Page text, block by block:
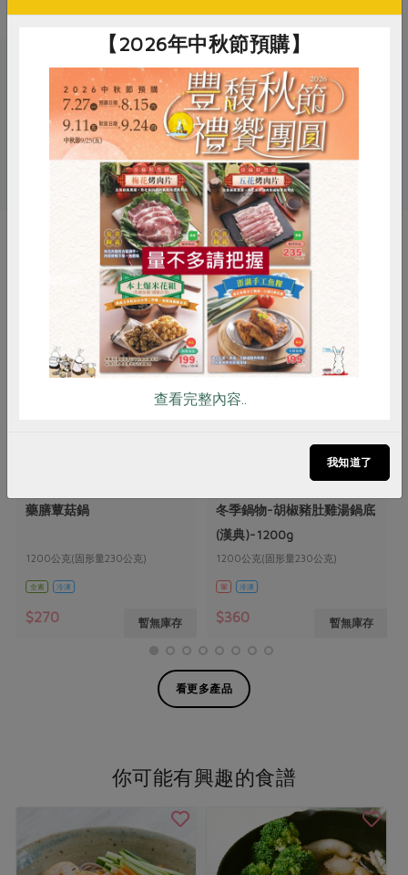
關鍵字
# 火鍋湯底 # 親憶食堂 # 雞肉
# 火鍋
你可能有興趣的產品
藥膳蕈菇鍋
1200公克(固形量230公克)
全素 冷凍
$270 暫無庫存
冬季鍋物-胡椒豬肚雞湯鍋底
(漢典)-1200g
1200公克(固形量230公克)
葷 冷凍
$360 暫無庫存
看更多產品
你可能有興趣的食譜
RPET 食譜 減硝酸鹽
雞蛋 食安 共同購買
【2026年中秋節預購】
查看完整內容..
我知道了